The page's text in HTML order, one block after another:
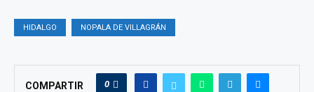
HIDALGO NOPALA DE VILLAGRÁN
COMPARTIR 0